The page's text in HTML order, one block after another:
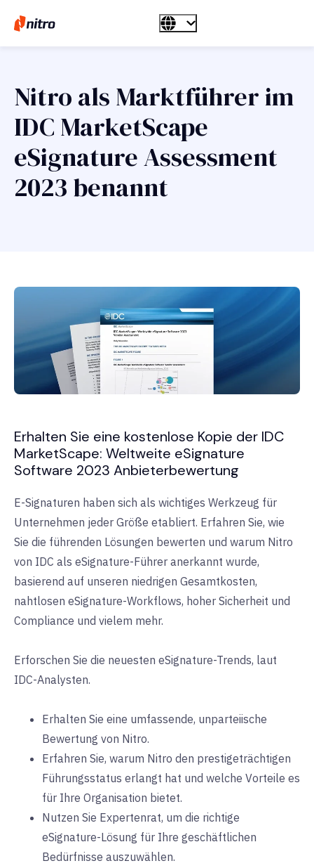
Nitro als Marktführer im
IDC MarketScape
eSignature Assessment
2023 benannt
Erhalten Sie eine kostenlose Kopie der IDC
MarketScape: Weltweite eSignature
Software 2023 Anbieterbewertung
E-Signaturen haben sich als wichtiges Werkzeug für
Unternehmen jeder Größe etabliert. Erfahren Sie, wie
Sie die führenden Lösungen bewerten und warum Nitro
von IDC als eSignature-Führer anerkannt wurde,
basierend auf unseren niedrigen Gesamtkosten,
nahtlosen eSignature-Workflows, hoher Sicherheit und
Compliance und vielem mehr.
Erforschen Sie die neuesten eSignature-Trends, laut
IDC-Analysten.
Erhalten Sie eine umfassende, unparteiische
Bewertung von Nitro.
Erfahren Sie, warum Nitro den prestigeträchtigen
Führungsstatus erlangt hat und welche Vorteile es
für Ihre Organisation bietet.
Nutzen Sie Expertenrat, um die richtige
eSignature-Lösung für Ihre geschäftlichen
Bedürfnisse auszuwählen.